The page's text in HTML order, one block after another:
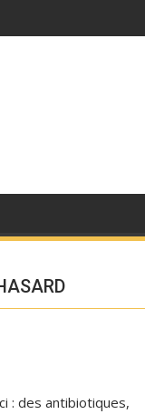
: des antibiotiques,